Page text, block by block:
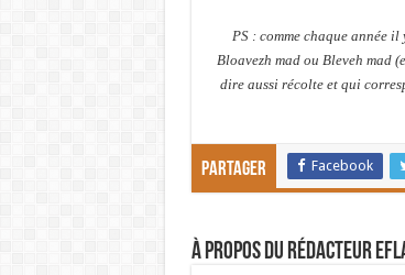
PS : comme chaque année
Bloavezh mad ou Bleveh mad
dire aussi récolte et qui
Partager Facebook
À propos du rédacteur